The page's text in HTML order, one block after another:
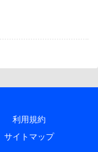
利用規約
サイトマップ